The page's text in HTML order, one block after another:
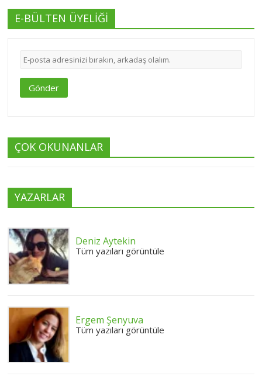
E-BÜLTEN ÜYELİĞİ
Gönder
ÇOK OKUNANLAR
YAZARLAR
Deniz Aytekin
Tüm yazıları görüntüle
Ergem Şenyuva
Tüm yazıları görüntüle